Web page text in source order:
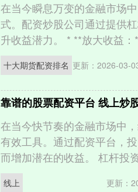
在当今瞬息万变的金融市场
式。配资炒股公司通过提供
升收益潜力。 * **放大收益：
十大期货配资排名 更新：2026-03-
靠谱的股票配资平台 线上炒
在当今快节奏的金融市场中
有效工具。通过配资平台，
而增加潜在的收益。 杠杆投
线上 更新：